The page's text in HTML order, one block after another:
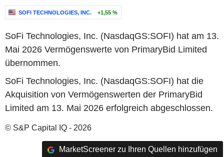
SOFI TECHNOLOGIES, INC. +1,55 %
SoFi Technologies, Inc. (NasdaqGS:SOFI) hat am 13.
Mai 2026 Vermögenswerte von PrimaryBid Limited
übernommen.
SoFi Technologies, Inc. (NasdaqGS:SOFI) hat die
Akquisition von Vermögenswerten der PrimaryBid
Limited am 13. Mai 2026 erfolgreich abgeschlossen.
© S&P Capital IQ - 2026
MarketScreener zu Ihren Quellen hinzufügen